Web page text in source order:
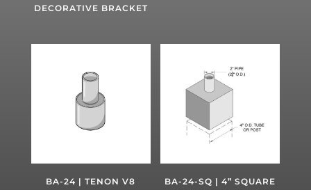
DECORATIVE BRACKET
BA-24 | TENON V8
BA-24-SQ | 4” SQUARE